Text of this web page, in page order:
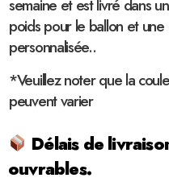
semaine et est livré dans
poids pour le ballon et
personnalisée..
*Veuillez noter que la
peuvent varier
Délais de
ouvrables.